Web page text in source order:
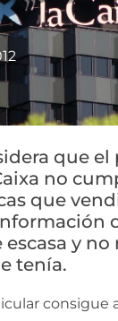
que
no
que
y no
tenía.
consigue